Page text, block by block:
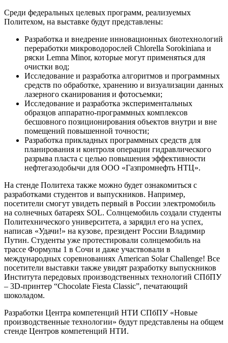
Среди федеральных целевых программ, реализуемых
Политехом, на выставке будут представлены:
Разработка и внедрение инновационных биотехнологий
переработки микроводорослей Chlorella Sorokiniana и
ряски Lemna Minor, которые могут применяться для
очистки вод;
Исследование и разработка алгоритмов и программных
средств по обработке, хранению и визуализации данных
лазерного сканирования и фотосъемки;
Исследование и разработка экспериментальных
образцов аппаратно-программных комплексов
бесшовного позиционирования объектов внутри и вне
помещений повышенной точности;
Разработка прикладных программных средств для
планирования и контроля операции гидравлического
разрыва пласта с целью повышения эффективности
нефтегазодобычи для ООО «Газпромнефть НТЦ».
На стенде Политеха также можно будет ознакомиться с
разработками студентов и выпускников. Например,
посетители смогут увидеть первый в России электромобиль
на солнечных батареях SOL. Солнцемобиль создали студенты
Политехнического университета, а зарядил его на успех,
написав «Удачи!» на кузове, президент России Владимир
Путин. Студенты уже протестировали солнцемобиль на
трассе Формулы 1 в Сочи и даже участвовали в
международных соревнованиях American Solar Challenge! Все
посетители выставки также увидят разработку выпускников
Института передовых производственных технологий СПбПУ
– 3D-принтер “Chocolate Fiesta Classic”, печатающий
шоколадом.
Разработки Центра компетенций НТИ СПбПУ «Новые
производственные технологии» будут представлены на общем
стенде Центров компетенций НТИ.